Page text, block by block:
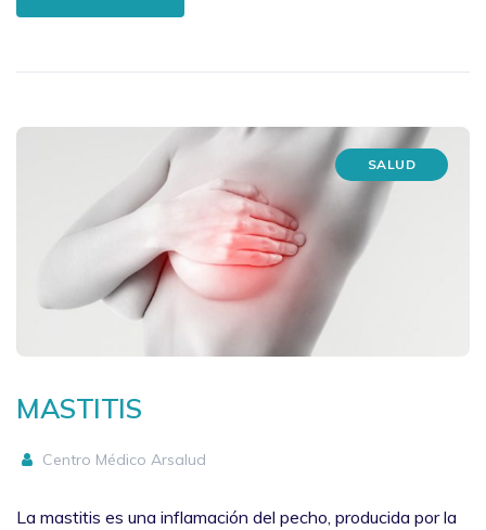
SALUD
MASTITIS
Centro Médico Arsalud
La mastitis es una inflamación del pecho, producida por la